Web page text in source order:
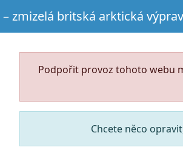
– zmizelá britská arktická
Podpořit provoz tohoto webu
Chcete něco